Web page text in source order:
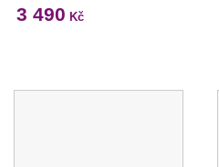
3 490 Kč